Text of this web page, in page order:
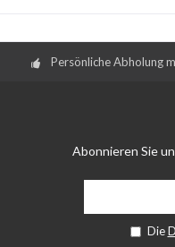
Persönliche Abholung
Abonnieren Sie
Die